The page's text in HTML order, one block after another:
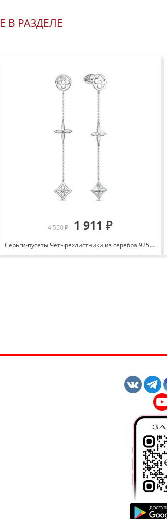
В РАЗДЕЛЕ
4 550 ₽ 1 911 ₽
Серьги-пусеты Четырехлистники из серебра 925 с родированием с0504786